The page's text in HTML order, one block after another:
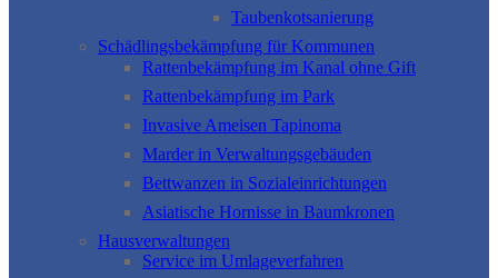
Taubenkotsanierung
Schädlingsbekämpfung für Kommunen
Rattenbekämpfung im Kanal ohne Gift
Rattenbekämpfung im Park
Invasive Ameisen Tapinoma
Marder in Verwaltungsgebäuden
Bettwanzen in Sozialeinrichtungen
Asiatische Hornisse in Baumkronen
Hausverwaltungen
Service im Umlageverfahren